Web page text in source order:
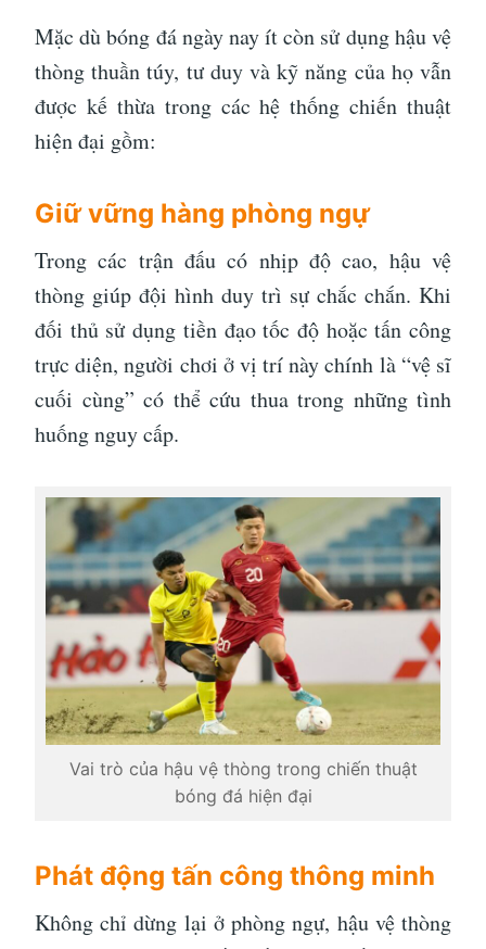
Mặc dù bóng đá ngày nay ít còn sử dụng hậu vệ
thòng thuần túy, tư duy và kỹ năng của họ vẫn
được kế thừa trong các hệ thống chiến thuật
hiện đại gồm:
Giữ vững hàng phòng ngự
Trong các trận đấu có nhịp độ cao, hậu vệ
thòng giúp đội hình duy trì sự chắc chắn. Khi
đối thủ sử dụng tiền đạo tốc độ hoặc tấn công
trực diện, người chơi ở vị trí này chính là “vệ sĩ
cuối cùng” có thể cứu thua trong những tình
huống nguy cấp.
Vai trò của hậu vệ thòng trong chiến thuật
bóng đá hiện đại
Phát động tấn công thông minh
Không chỉ dừng lại ở phòng ngự, hậu vệ thòng